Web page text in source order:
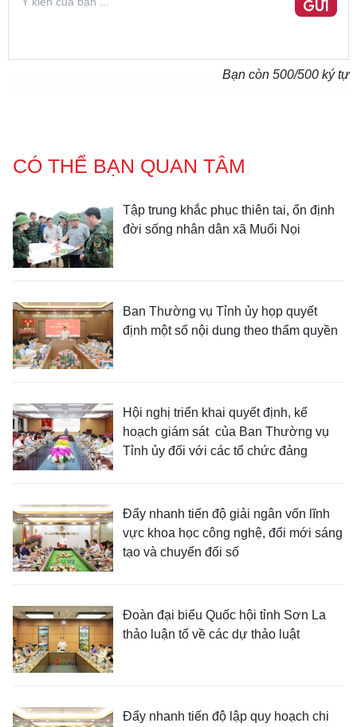
GỬI
Bạn còn 500/500 ký tự
CÓ THỂ BẠN QUAN TÂM
Tập trung khắc phục thiên tai, ổn định
đời sống nhân dân xã Muổi Nọi
Ban Thường vụ Tỉnh ủy họp quyết
định một số nội dung theo thẩm quyền
Hội nghị triển khai quyết định, kế
hoạch giám sát của Ban Thường vụ
Tỉnh ủy đối với các tổ chức đảng
Đẩy nhanh tiến độ giải ngân vốn lĩnh
vực khoa học công nghệ, đổi mới sáng
tạo và chuyển đổi số
Đoàn đại biểu Quốc hội tỉnh Sơn La
thảo luận tổ về các dự thảo luật
Đẩy nhanh tiến độ lập quy hoạch chi